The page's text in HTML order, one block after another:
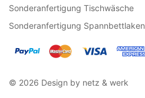
Sonderanfertigung Tischwäsche
Sonderanfertigung Spannbettlaken
© 2026 Design by netz & werk